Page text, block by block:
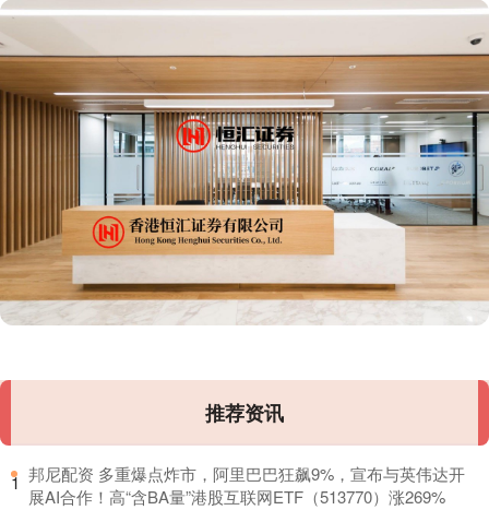
推荐资讯
1 ​邦尼配资 多重爆点炸市，阿里巴巴狂飙9%，宣布与英伟达开
展AI合作！高“含BA量”港股互联网ETF（513770）涨269%